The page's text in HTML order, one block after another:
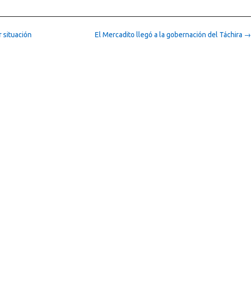
El Mercadito llegó a la gobernación del Táchira →
situación